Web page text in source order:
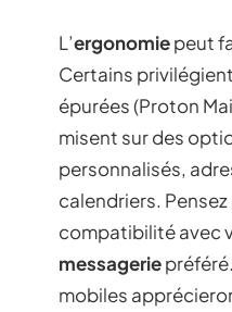
L’ergonomiepeut
Certains
épurées (Proton
misent sur des
personnalisés,
calendriers. Pensez
compatibilité avec
messagerie
mobiles